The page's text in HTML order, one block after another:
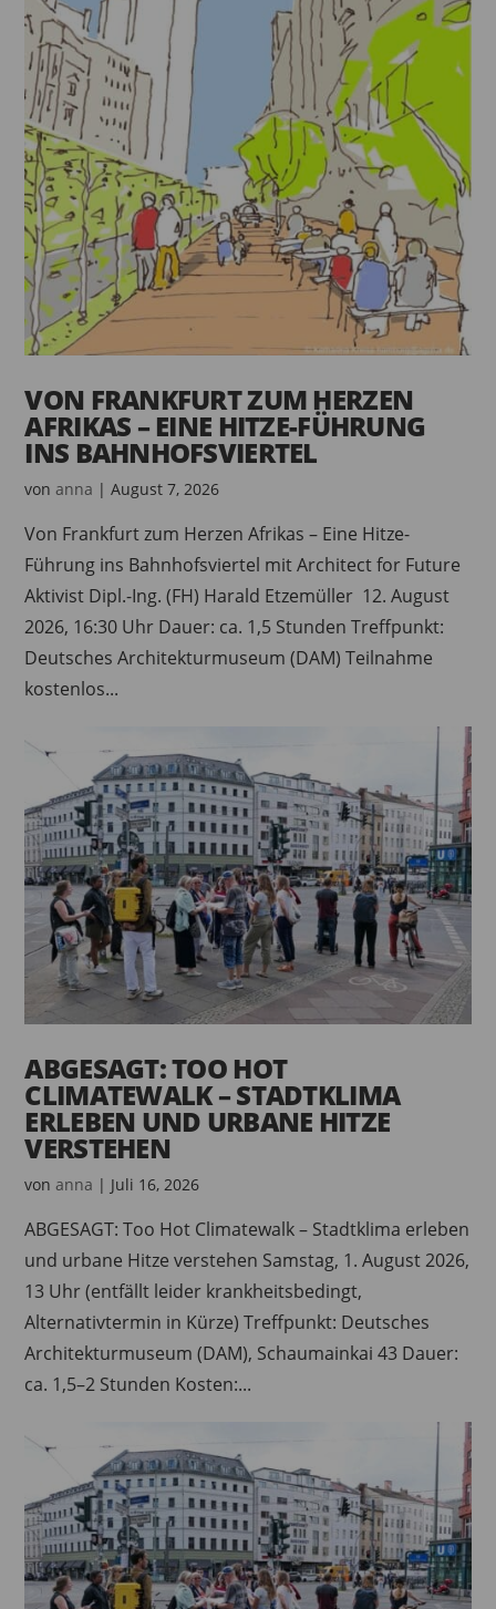
VON FRANKFURT ZUM HERZEN
AFRIKAS – EINE HITZE-FÜHRUNG
INS BAHNHOFSVIERTEL
vonanna |August 7, 2026
Von Frankfurt zum Herzen Afrikas – Eine Hitze-
Führung ins Bahnhofsviertel mit Architect for Future
Aktivist Dipl.-Ing. (FH) Harald Etzemüller 12. August
2026, 16:30 Uhr Dauer: ca. 1,5 Stunden Treffpunkt:
Deutsches Architekturmuseum (DAM) Teilnahme
kostenlos...
ABGESAGT: TOO HOT
CLIMATEWALK – STADTKLIMA
ERLEBEN UND URBANE HITZE
VERSTEHEN
vonanna | Juli 16, 2026
ABGESAGT: Too Hot Climatewalk – Stadtklima erleben
und urbane Hitze verstehen Samstag, 1. August 2026,
13 Uhr (entfällt leider krankheitsbedingt,
Alternativtermin in Kürze) Treffpunkt: Deutsches
Architekturmuseum (DAM), Schaumainkai 43 Dauer:
ca. 1,5–2 Stunden Kosten:...